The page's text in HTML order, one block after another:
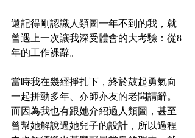
還記得剛認識人類圖一年不到的我，就
曾遇上一次讓我深受體會的大考驗：從8
年的工作裸辭。
當時我在幾經掙扎下，終於鼓起勇氣向
一起拼勁多年、亦師亦友的老闆請辭。
而因為我也有跟她介紹過人類圖，甚至
曾幫她解說過她兒子的設計，所以過程